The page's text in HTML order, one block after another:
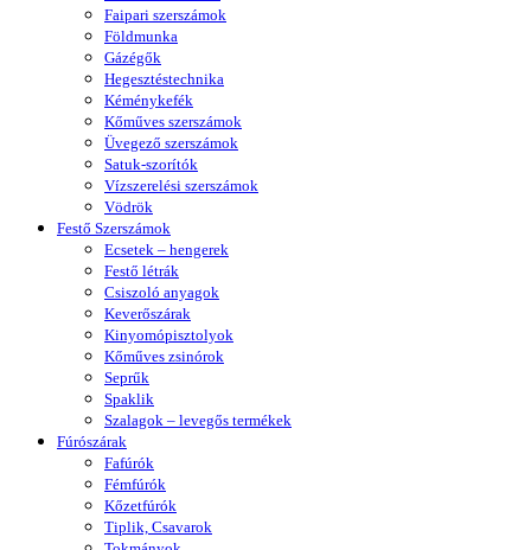
Faipari szerszámok
Földmunka
Gázégők
Hegesztéstechnika
Kéménykefék
Kőműves szerszámok
Üvegező szerszámok
Satuk-szorítók
Vízszerelési szerszámok
Vödrök
Festő Szerszámok
Ecsetek – hengerek
Festő létrák
Csiszoló anyagok
Keverőszárak
Kinyomópisztolyok
Kőműves zsinórok
Seprűk
Spaklik
Szalagok – levegős termékek
Fúrószárak
Fafúrók
Fémfúrók
Kőzetfúrók
Tiplik, Csavarok